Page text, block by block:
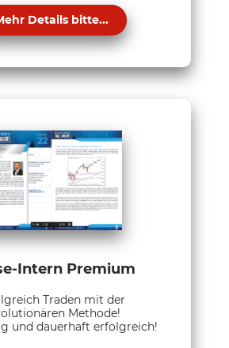
Details bitte...
Intern Premium
Traden mit der
Methode!
und dauerhaft erfolgreich!